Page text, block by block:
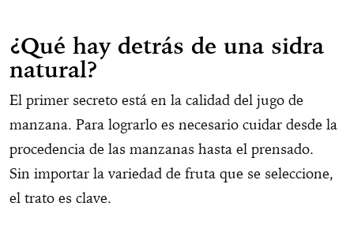
¿Qué hay detrás de una sidra
natural?
El primer secreto está en la calidad del jugo de
manzana. Para lograrlo es necesario cuidar desde la
procedencia de las manzanas hasta el prensado.
Sin importar la variedad de fruta que se seleccione,
el trato es clave.